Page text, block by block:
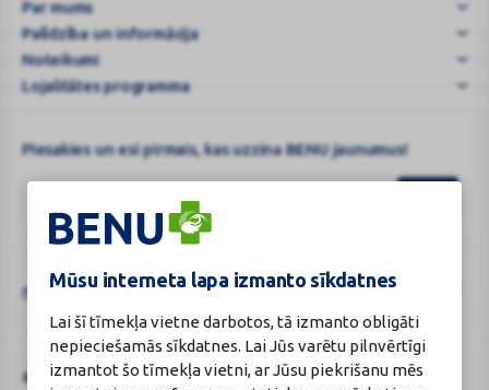
Mūsu interneta lapa izmanto sīkdatnes
Lai šī tīmekļa vietne darbotos, tā izmanto obligāti
nepieciešamās sīkdatnes. Lai Jūs varētu pilnvērtīgi
izmantot šo tīmekļa vietni, ar Jūsu piekrišanu mēs
BENU.LV
–
e
...
Par mums
Palīdzība un informācija
Noteikumi
Lojalitātes programma
Piesakies un esi pirmais, kas uzzina BENU jaunumus!
Google
reCAPTCHA
Šo vietni aizsargā „reCAPTCHA“, un uz to attiecas „Google“
BENU Aptieka Latvija, SIA Licence